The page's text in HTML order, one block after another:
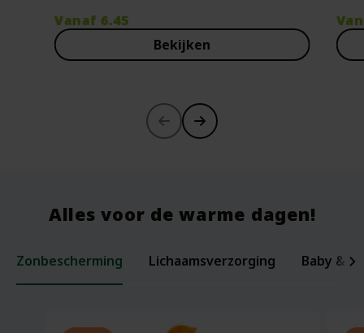
Vanaf 6.45
Bekijken
Alles voor de warme dagen!
Zonbescherming Lichaamsverzorging Baby &